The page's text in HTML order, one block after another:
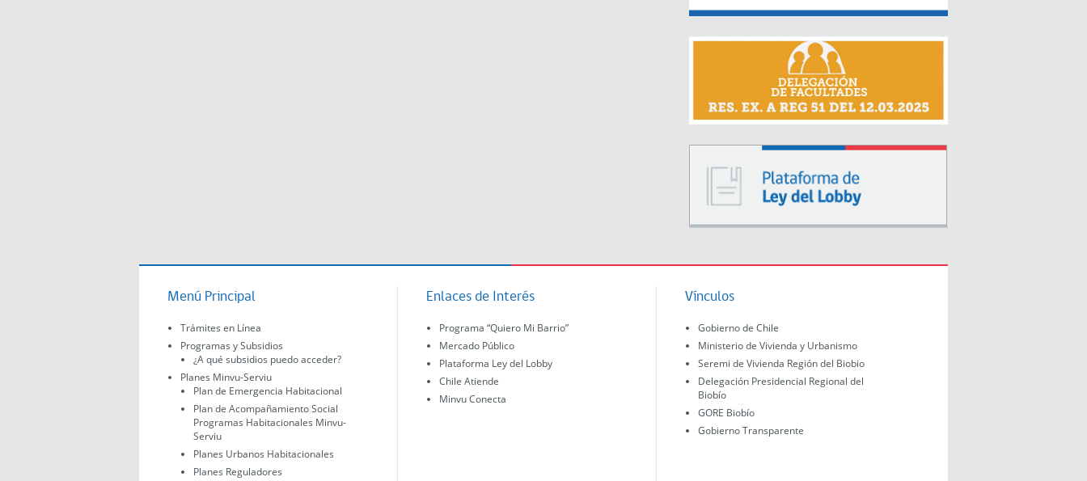
Menú Principal
Trámites en Línea
Programas y Subsidios
¿A qué subsidios puedo acceder?
Planes Minvu-Serviu
Plan de Emergencia Habitacional
Plan de Acompañamiento Social
Programas Habitacionales Minvu-
Serviu
Planes Urbanos Habitacionales
Planes Reguladores
Enlaces de Interés
Programa “Quiero Mi Barrio”
Mercado Público
Plataforma Ley del Lobby
Chile Atiende
Minvu Conecta
Vínculos
Gobierno de Chile
Ministerio de Vivienda y Urbanismo
Seremi de Vivienda Región del Biobio
Delegación Presidencial Regional del
Biobío
GORE Biobío
Gobierno Transparente